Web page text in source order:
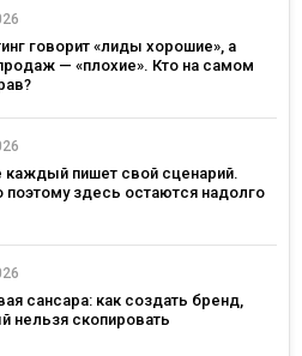
говорит «лиды хорошие», а
— «плохие». Кто на самом
каждый пишет свой сценарий.
поэтому здесь остаются надолго
сансара: как создать бренд,
нельзя скопировать